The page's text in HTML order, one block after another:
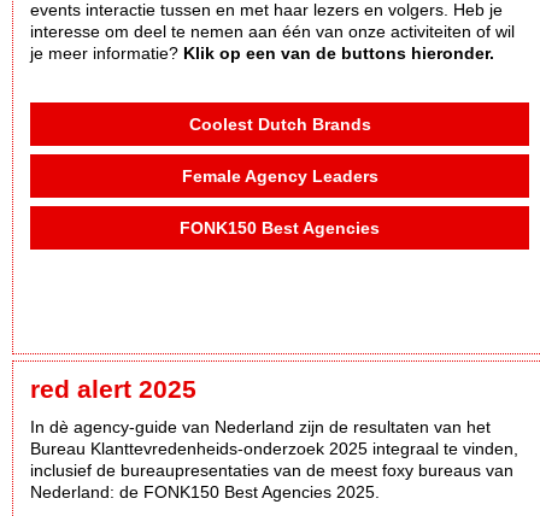
events interactie tussen en met haar lezers en volgers. Heb je
interesse om deel te nemen aan één van onze activiteiten of wil
je meer informatie? Klik op een van de buttons hieronder.
Coolest Dutch Brands
Female Agency Leaders
FONK150 Best Agencies
red alert 2025
In dè agency-guide van Nederland zijn de resultaten van het
Bureau Klanttevredenheids-onderzoek 2025 integraal te vinden,
inclusief de bureaupresentaties van de meest foxy bureaus van
Nederland: de FONK150 Best Agencies 2025.